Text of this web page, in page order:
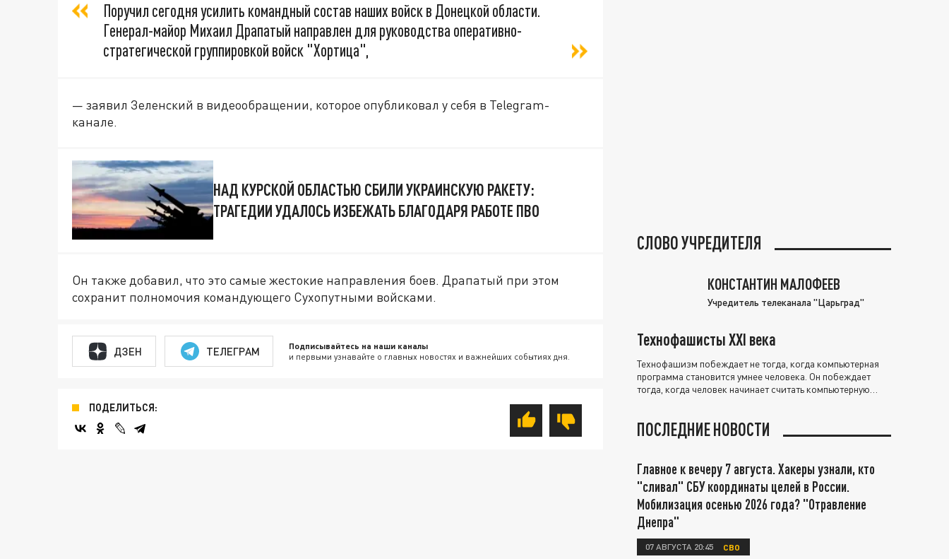
Поручил сегодня усилить командный состав наших войск в Донецкой области.
Генерал-майор Михаил Драпатый направлен для руководства оперативно-
стратегической группировкой войск "Хортица",
— заявил Зеленский в видеообращении, которое опубликовал у себя в Telegram-
канале.
НАД КУРСКОЙ ОБЛАСТЬЮ СБИЛИ УКРАИНСКУЮ РАКЕТУ:
ТРАГЕДИИ УДАЛОСЬ ИЗБЕЖАТЬ БЛАГОДАРЯ РАБОТЕ ПВО
Он также добавил, что это самые жестокие направления боев. Драпатый при этом
сохранит полномочия командующего Сухопутными войсками.
ДЗЕН ТЕЛЕГРАМ Подписывайтесь на наши каналы
и первыми узнавайте о главных новостях и важнейших событиях дня.
ПОДЕЛИТЬСЯ:
СЛОВО УЧРЕДИТЕЛЯ
КОНСТАНТИН МАЛОФЕЕВ
Учредитель телеканала "Царьград"
Технофашисты XXI века
Технофашизм побеждает не тогда, когда компьютерная
программа становится умнее человека. Он побеждает
тогда, когда человек начинает считать компьютерную
ПОСЛЕДНИЕ НОВОСТИ
Главное к вечеру 7 августа. Хакеры узнали, кто
"сливал" СБУ координаты целей в России.
Мобилизация осенью 2026 года? "Отравление
Днепра"
07 АВГУСТА 20:45 СВО